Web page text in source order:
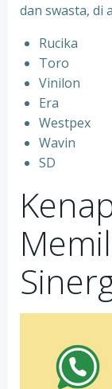
dan swasta, di
Rucika
⁠Toro
⁠Vinilon
⁠Era
⁠Westpex
⁠Wavin
⁠SD